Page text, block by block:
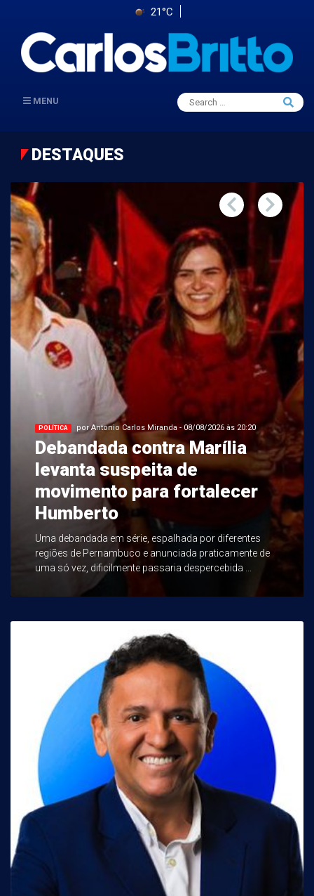
21°C
MENU
Search
for:
Search
DESTAQUES
POLÍTICA por Antonio Carlos Miranda - 08/08/2026 às 20:20
Debandada contra Marília
levanta suspeita de
movimento para fortalecer
Humberto
Uma debandada em série, espalhada por diferentes
regiões de Pernambuco e anunciada praticamente de
uma só vez, dificilmente passaria despercebida ...